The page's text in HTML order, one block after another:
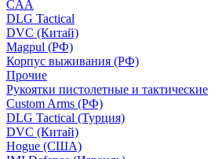
CAA
DLG Tactical
DVC (Китай)
Magpul (РФ)
Корпус выживания (РФ)
Прочие
Рукоятки пистолетные и тактические
Custom Arms (РФ)
DLG Tactical (Турция)
DVC (Китай)
Hogue (США)